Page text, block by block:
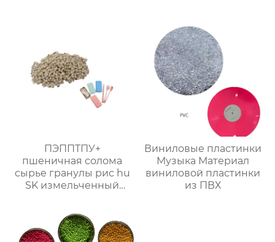
ПЭППТПУ+
пшеничная солома
сырье гранулы рис hu
SK измельченный
Виниловые пластинки
Музыка Материал
виниловой пластинки
из ПВХ